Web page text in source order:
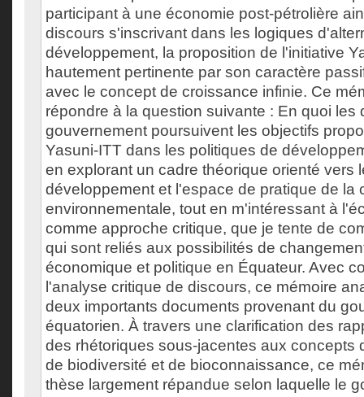
participant à une économie post-pétrolière
discours s'inscrivant dans les logiques
développement, la proposition de l'initiative
hautement pertinente par son caractère
avec le concept de croissance infinie. Ce
répondre à la question suivante : En quoi les
gouvernement poursuivent les objectifs
Yasuni-ITT dans les politiques de
en explorant un cadre théorique orienté vers
développement et l'espace de pratique de la
environnementale, tout en m'intéressant à
comme approche critique, que je tente de
qui sont reliés aux possibilités de
économique et politique en Équateur. Avec
l'analyse critique de discours, ce mémoire
deux importants documents provenant du
équatorien. À travers une clarification des
des rhétoriques sous-jacentes aux concepts
de biodiversité et de bioconnaissance, ce
thèse largement répandue selon laquelle le